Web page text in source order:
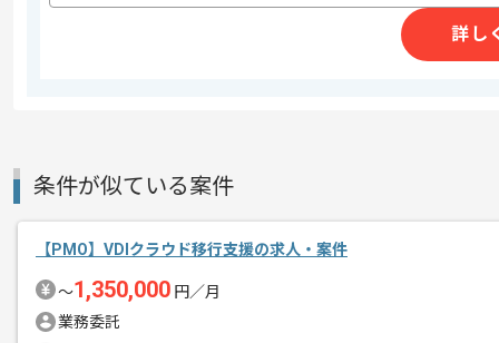
・インフラ基盤構築経験
・情報システム部でのPM経験
・セキュリティに関する知見
商談回数
詳し
条件が似ている案件
【PMO】VDIクラウド移行支援の求人・案件
〜1,350,000 円／月
業務委託